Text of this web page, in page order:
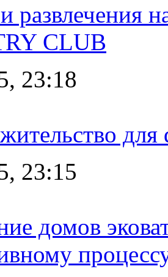
развлечения
CLUB
23:18
23:15
домов